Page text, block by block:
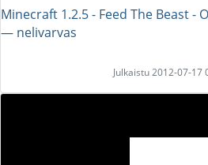
Minecraft 1.2.5 - Feed The Beast -
― nelivarvas
Julkaistu 2012-07-